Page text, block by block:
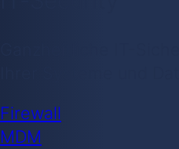
Ganzheitliche IT-
Firewall
MDM